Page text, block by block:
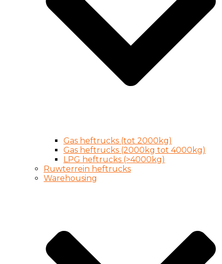
Gas heftrucks (tot 2000kg)
Gas heftrucks (2000kg tot 4000kg)
LPG heftrucks (>4000kg)
Ruwterrein heftrucks
Warehousing